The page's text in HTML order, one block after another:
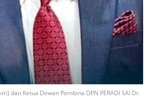
dan Ketua Dewan Pembina DPN PERADI SAI Dr.